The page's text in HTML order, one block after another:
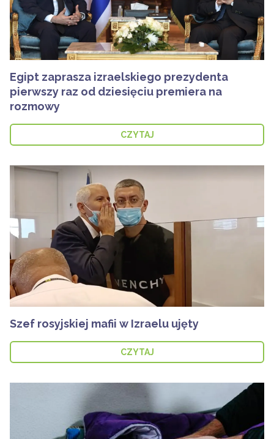
Egipt zaprasza izraelskiego prezydenta
pierwszy raz od dziesięciu premiera na
rozmowy
CZYTAJ
Szef rosyjskiej mafii w Izraelu ujęty
CZYTAJ